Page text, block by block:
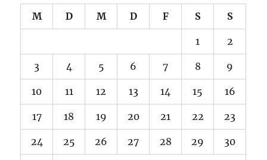
M D M D F S S
1 2
3 4 5 6 7 8 9
10 11 12 13 14 15 16
17 18 19 20 21 22 23
24 25 26 27 28 29 30